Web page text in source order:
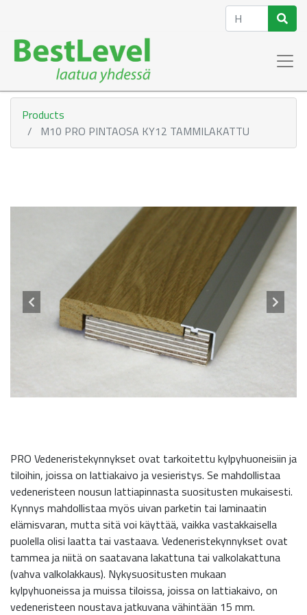
Products
M10 PRO PINTAOSA KY12 TAMMILAKATTU
PRO Vedeneristekynnykset ovat tarkoitettu kylpyhuoneisiin ja
tiloihin, joissa on lattiakaivo ja vesieristys. Se mahdollistaa
vedeneristeen nousun lattiapinnasta suositusten mukaisesti.
Kynnys mahdollistaa myös uivan parketin tai laminaatin
elämisvaran, mutta sitä voi käyttää, vaikka vastakkaisella
puolella olisi laatta tai vastaava. Vedeneristekynnykset ovat
tammea ja niitä on saatavana lakattuna tai valkolakattuna
(vahva valkolakkaus). Nykysuositusten mukaan
kylpyhuoneissa ja muissa tiloissa, joissa on lattiakaivo, on
vedeneristeen noustava jatkuvana vähintään 15 mm.